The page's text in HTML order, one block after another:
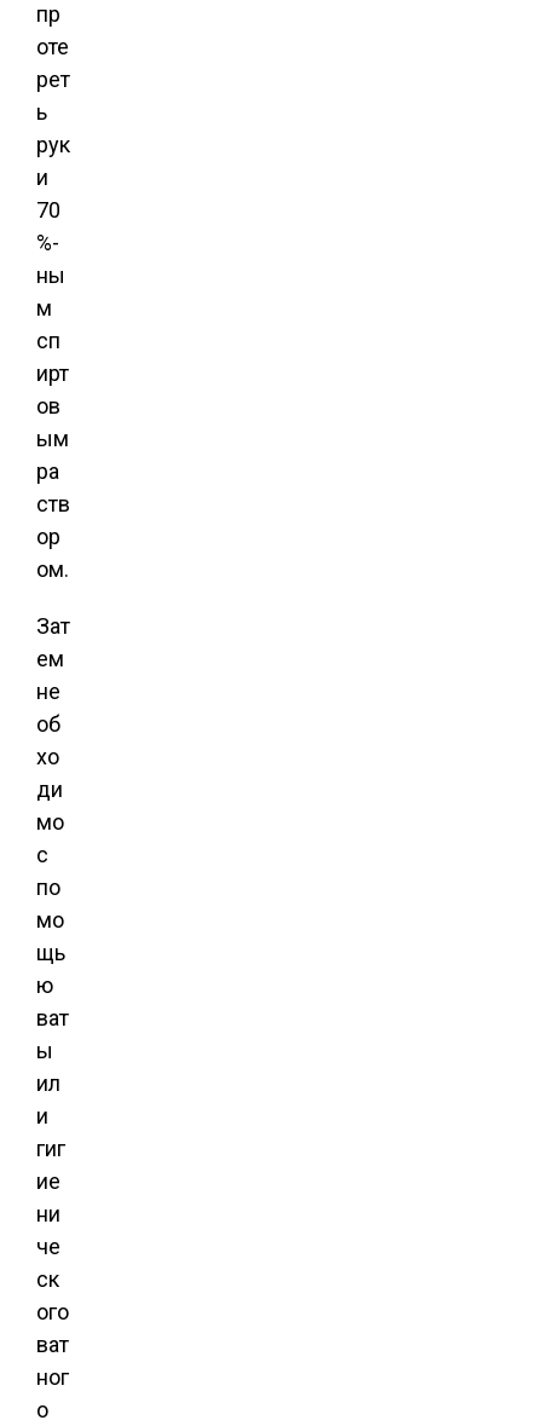
пр
оте
рет
ь
рук
и
70
%-
ны
м
сп
ирт
ов
ым
ра
ств
ор
ом.
Зат
ем
не
об
хо
ди
мо
с
по
мо
щь
ю
ват
ы
ил
и
гиг
ие
ни
че
ск
ого
ват
ног
о